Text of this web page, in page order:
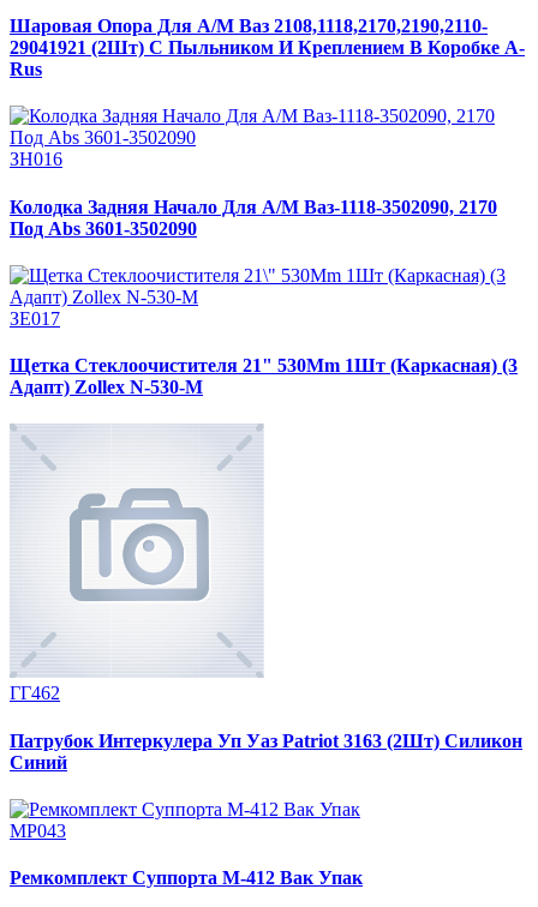
Шаровая Опора Для А/М Ваз 2108,1118,2170,2190,2110-
29041921 (2Шт) С Пыльником И Креплением В Коробке A-
Rus
ЗН016
Колодка Задняя Начало Для А/М Ваз-1118-3502090, 2170
Под Abs 3601-3502090
ЗЕ017
Щетка Стеклоочистителя 21" 530Mm 1Шт (Каркасная) (3
Адапт) Zollex N-530-M
ГГ462
Патрубок Интеркулера Уп Уаз Patriot 3163 (2Шт) Силикон
Синий
МР043
Ремкомплект Суппорта М-412 Вак Упак